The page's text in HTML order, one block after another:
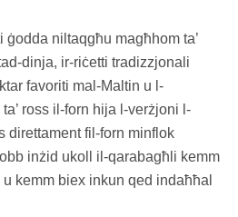
niltaqgħu magħhom ta’
dinja, ir-riċetti tradizzjonali
favoriti mal-Maltin u l-
ross il-forn hija l-verżjoni l-
direttament fil-forn minflok
inżid ukoll il-qarabagħli kemm
kemm biex inkun qed indaħħal